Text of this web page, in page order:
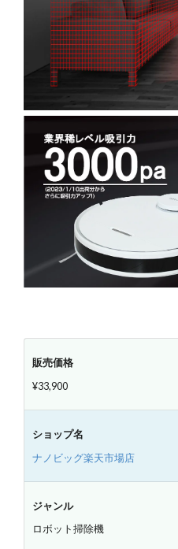
販売価格
¥33,900
ショップ名
ナノビッグ楽天市場店
ジャンル
ロボット掃除機